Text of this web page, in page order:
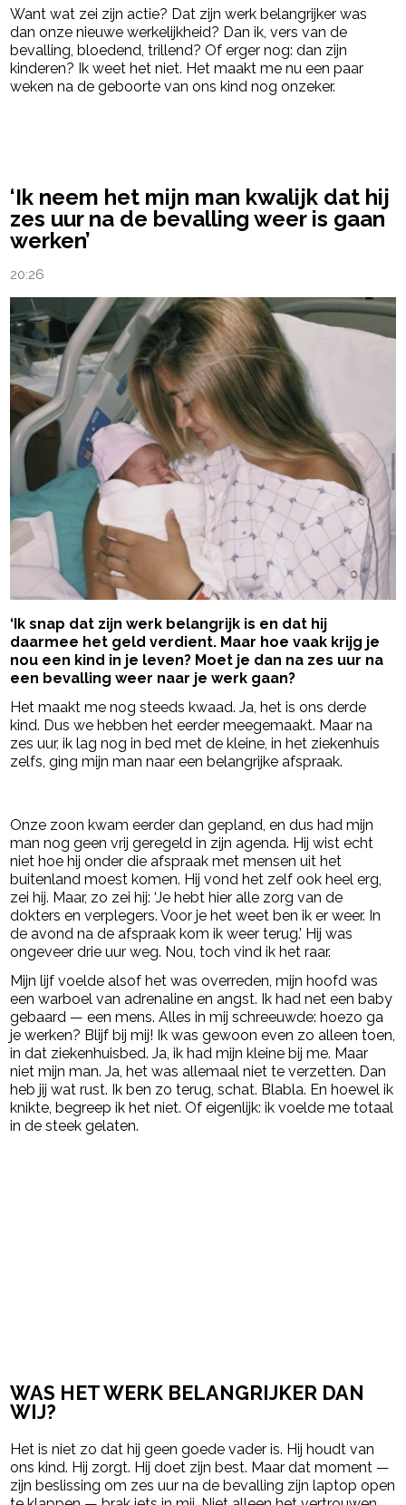
Want wat zei zijn actie? Dat zijn werk belangrijker was
dan onze nieuwe werkelijkheid? Dan ik, vers van de
bevalling, bloedend, trillend? Of erger nog: dan zijn
kinderen? Ik weet het niet. Het maakt me nu een paar
weken na de geboorte van ons kind nog onzeker.
‘Ik neem het mijn man kwalijk dat hij
zes uur na de bevalling weer is gaan
werken’
20:26
‘Ik snap dat zijn werk belangrijk is en dat hij
daarmee het geld verdient. Maar hoe vaak krijg je
nou een kind in je leven? Moet je dan na zes uur na
een bevalling weer naar je werk gaan?
Het maakt me nog steeds kwaad. Ja, het is ons derde
kind. Dus we hebben het eerder meegemaakt. Maar na
zes uur, ik lag nog in bed met de kleine, in het ziekenhuis
zelfs, ging mijn man naar een belangrijke afspraak.
Onze zoon kwam eerder dan gepland, en dus had mijn
man nog geen vrij geregeld in zijn agenda. Hij wist echt
niet hoe hij onder die afspraak met mensen uit het
buitenland moest komen. Hij vond het zelf ook heel erg,
zei hij. Maar, zo zei hij: ‘Je hebt hier alle zorg van de
dokters en verplegers. Voor je het weet ben ik er weer. In
de avond na de afspraak kom ik weer terug.’ Hij was
ongeveer drie uur weg. Nou, toch vind ik het raar.
Mijn lijf voelde alsof het was overreden, mijn hoofd was
een warboel van adrenaline en angst. Ik had net een baby
gebaard — een mens. Alles in mij schreeuwde: hoezo ga
je werken? Blijf bij mij! Ik was gewoon even zo alleen toen,
in dat ziekenhuisbed. Ja, ik had mijn kleine bij me. Maar
niet mijn man. Ja, het was allemaal niet te verzetten. Dan
heb jij wat rust. Ik ben zo terug, schat. Blabla. En hoewel ik
knikte, begreep ik het niet. Of eigenlijk: ik voelde me totaal
in de steek gelaten.
WAS HET WERK BELANGRIJKER DAN
WIJ?
Het is niet zo dat hij geen goede vader is. Hij houdt van
ons kind. Hij zorgt. Hij doet zijn best. Maar dat moment —
zijn beslissing om zes uur na de bevalling zijn laptop open